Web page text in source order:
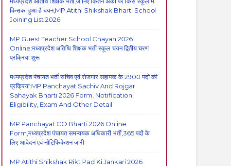
किसका हुआ है चयन,MP Atithi Shikshak Bharti School
Joining List 2026
MP Guest Teacher School Chayan 2026
Online:मध्यप्रदेश अतिथि शिक्षक भर्ती स्कूल चयन द्वितीय चरण
प्रक्रिया शुरू
मध्यप्रदेश पंचायत भर्ती सचिव एवं रोजगार सहायक के 2900 पदों की
प्रक्रिया:MP Panchayat Sachiv And Rojgar
Sahayak Bharti 2026 Form, Notification,
Eligibility, Exam And Other Detail
MP Panchayat CO Bharti 2026 Online
Form,मध्यप्रदेश पंचायत समन्वयक अधिकारी भर्ती,365 पदों के
लिए आवेदन एवं नोटिफिकेशन जारी
MP Atithi Shikshak Rikt Pad Ki Jankari 2026